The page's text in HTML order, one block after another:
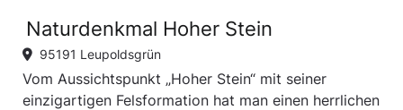
Naturdenkmal Hoher Stein
95191 Leupoldsgrün
Vom Aussichtspunkt „Hoher Stein“ mit seiner
einzigartigen Felsformation hat man einen herrlichen